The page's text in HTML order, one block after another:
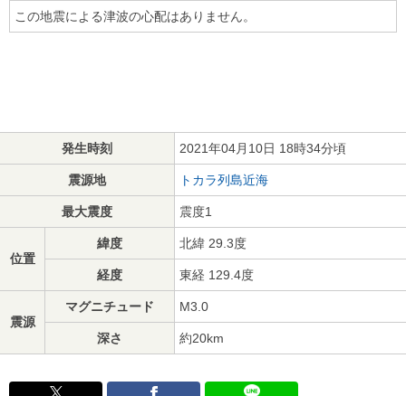
この地震による津波の心配はありません。
発生時刻 2021年04月10日 18時34分頃
震源地 トカラ列島近海
最大震度 震度1
位置
緯度 北緯 29.3度
経度 東経 129.4度
震源
マグニチュード M3.0
深さ 約20km